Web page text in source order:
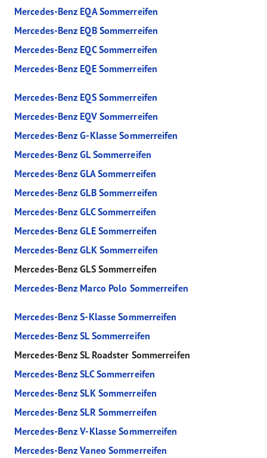
Mercedes-Benz EQA Sommerreifen
Mercedes-Benz EQB Sommerreifen
Mercedes-Benz EQC Sommerreifen
Mercedes-Benz EQE Sommerreifen
Mercedes-Benz EQS Sommerreifen
Mercedes-Benz EQV Sommerreifen
Mercedes-Benz G-Klasse Sommerreifen
Mercedes-Benz GL Sommerreifen
Mercedes-Benz GLA Sommerreifen
Mercedes-Benz GLB Sommerreifen
Mercedes-Benz GLC Sommerreifen
Mercedes-Benz GLE Sommerreifen
Mercedes-Benz GLK Sommerreifen
Mercedes-Benz GLS Sommerreifen
Mercedes-Benz Marco Polo Sommerreifen
Mercedes-Benz S-Klasse Sommerreifen
Mercedes-Benz SL Sommerreifen
Mercedes-Benz SL Roadster Sommerreifen
Mercedes-Benz SLC Sommerreifen
Mercedes-Benz SLK Sommerreifen
Mercedes-Benz SLR Sommerreifen
Mercedes-Benz V-Klasse Sommerreifen
Mercedes-Benz Vaneo Sommerreifen